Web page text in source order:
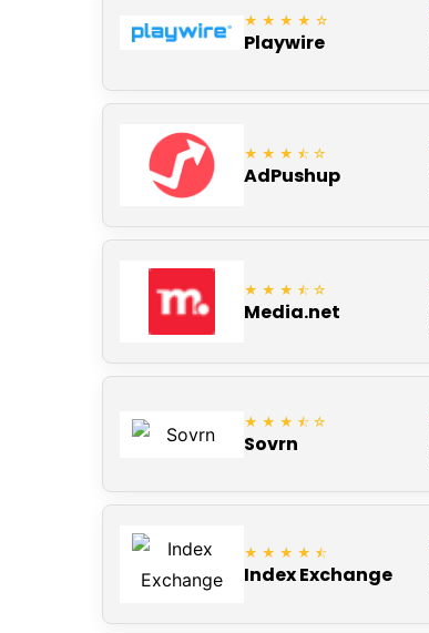
★★★★☆
Playwire
★★★⯪☆
AdPushup
★★★⯪☆
Media.net
★★★⯪☆
Sovrn
★★★★⯪
Index Exchange